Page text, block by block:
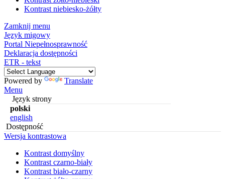
Kontrast niebiesko-żółty
Zamknij menu
Język migowy
Portal Niepełnosprawność
Deklaracja dostępności
ETR - tekst
Powered by
Translate
Menu
Język strony
polski
english
Dostępność
Wersja kontrastowa
Kontrast domyślny
Kontrast czarno-biały
Kontrast biało-czarny